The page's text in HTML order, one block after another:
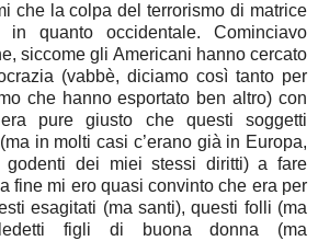
che la colpa del terrorismo di matrice
quanto occidentale. Cominciavo
siccome gli Americani hanno cercato
(vabbè, diciamo così tanto per
che hanno esportato ben altro) con
pure giusto che questi soggetti
in molti casi c’erano già in Europa,
godenti dei miei stessi diritti) a fare
fine mi ero quasi convinto che era per
esagitati (ma santi), questi folli (ma
figli di buona donna (ma